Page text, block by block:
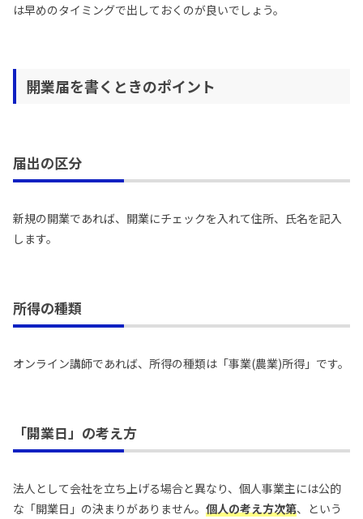
は早めのタイミングで出しておくのが良いでしょう。
開業届を書くときのポイント
届出の区分
新規の開業であれば、開業にチェックを入れて住所、氏名を記入
します。
所得の種類
オンライン講師であれば、所得の種類は「事業(農業)所得」です。
「開業日」の考え方
法人として会社を立ち上げる場合と異なり、個人事業主には公的
な「開業日」の決まりがありません。 個人の考え方次第、という